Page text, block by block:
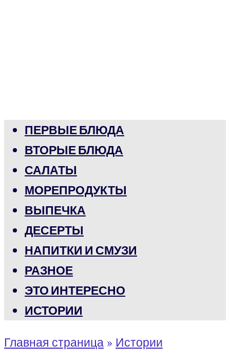
ПЕРВЫЕ БЛЮДА
ВТОРЫЕ БЛЮДА
САЛАТЫ
МОРЕПРОДУКТЫ
ВЫПЕЧКА
ДЕСЕРТЫ
НАПИТКИ И СМУЗИ
РАЗНОЕ
ЭТО ИНТЕРЕСНО
ИСТОРИИ
Главная страница » Истории